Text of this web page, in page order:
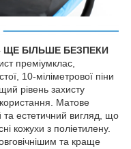
БІЛЬШЕ БЕЗПЕКИ
преміумклас,
10-міліметрової піни
рівень захисту
Матове
та естетичний вигляд, що
кожухи з поліетилену.
та краще